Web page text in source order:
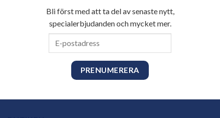
Bli först med att ta del av senaste nytt,
specialerbjudanden och mycket mer.